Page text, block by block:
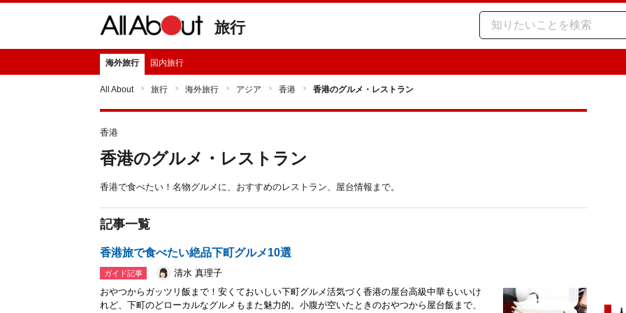
旅行
海外旅行 国内旅行
All About 旅行 海外旅行 アジア 香港 香港のグルメ・レストラン
香港
香港のグルメ・レストラン
香港で食べたい！名物グルメに、おすすめのレストラン、屋台情報まで。
記事一覧
香港旅で食べたい絶品下町グルメ10選
ガイド記事
清水 真理子
おやつからガッツリ飯まで！安くておいしい下町グルメ活気づく香港の屋台高級中華もいいけ
れど、下町のどローカルなグルメもまた魅力的。小腹が空いたときのおやつから屋台飯まで、